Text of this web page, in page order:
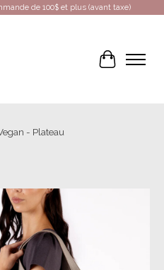
de 100$ et plus (avant taxe)
Cart
- Plateau
Items